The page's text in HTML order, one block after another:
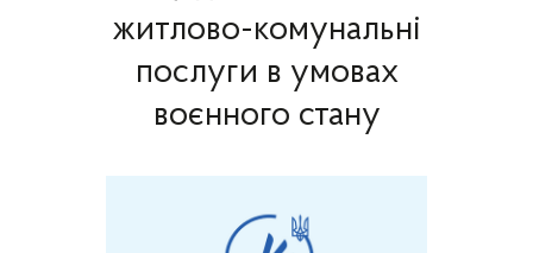
житлово-комунальні
послуги в умовах
воєнного стану